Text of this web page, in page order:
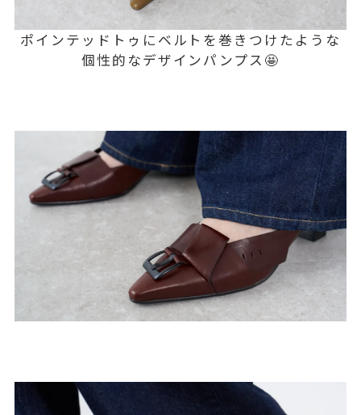
ポインテッドトゥにベルトを巻きつけたような
個性的なデザインパンプス🤩